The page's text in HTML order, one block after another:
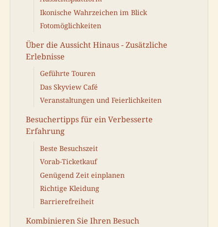
Ikonische Wahrzeichen im Blick
Fotomöglichkeiten
Über die Aussicht Hinaus - Zusätzliche
Erlebnisse
Geführte Touren
Das Skyview Café
Veranstaltungen und Feierlichkeiten
Besuchertipps für ein Verbesserte
Erfahrung
Beste Besuchszeit
Vorab-Ticketkauf
Genügend Zeit einplanen
Richtige Kleidung
Barrierefreiheit
Kombinieren Sie Ihren Besuch